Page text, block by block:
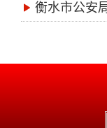
衡水市公安